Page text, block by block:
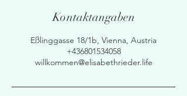
Kontaktangaben
Eßlinggasse 18/1b, Vienna, Austria
+436801534058
willkommen@elisabethrieder.life